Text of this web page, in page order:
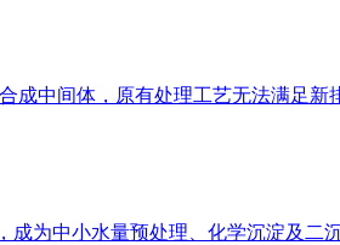
中间体，原有处理工艺无法满足
为中小水量预处理、化学沉淀及二